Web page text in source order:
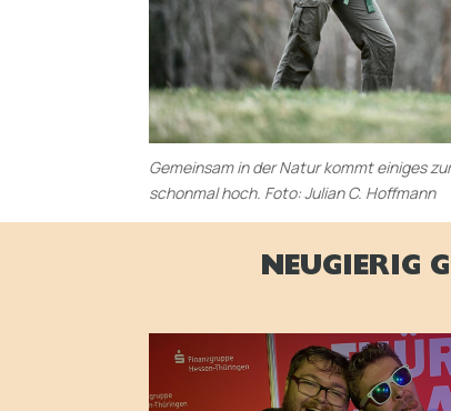
Gemeinsam in der Natur kommt einiges
schonmal hoch. Foto: Julian C. Hoffmann
NEUGIERIG